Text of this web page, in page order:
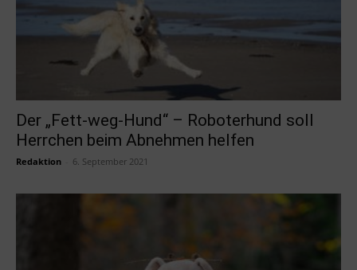
Der „Fett-weg-Hund“ – Roboterhund soll
Herrchen beim Abnehmen helfen
Redaktion 6. September 2021